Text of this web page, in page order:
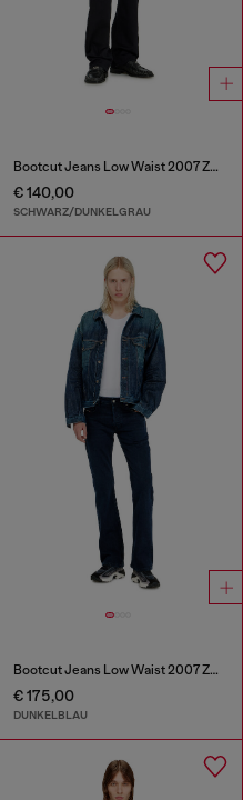
Bootcut Jeans Low Waist 2007 Zatiny
€ 140,00
SCHWARZ/DUNKELGRAU
Bootcut Jeans Low Waist 2007 Zatiny
€ 175,00
DUNKELBLAU